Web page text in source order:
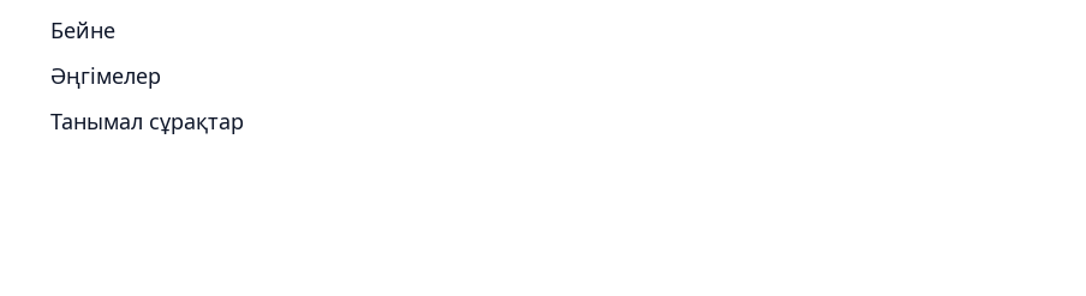
Бейне
Әңгімелер
Танымал сұрақтар